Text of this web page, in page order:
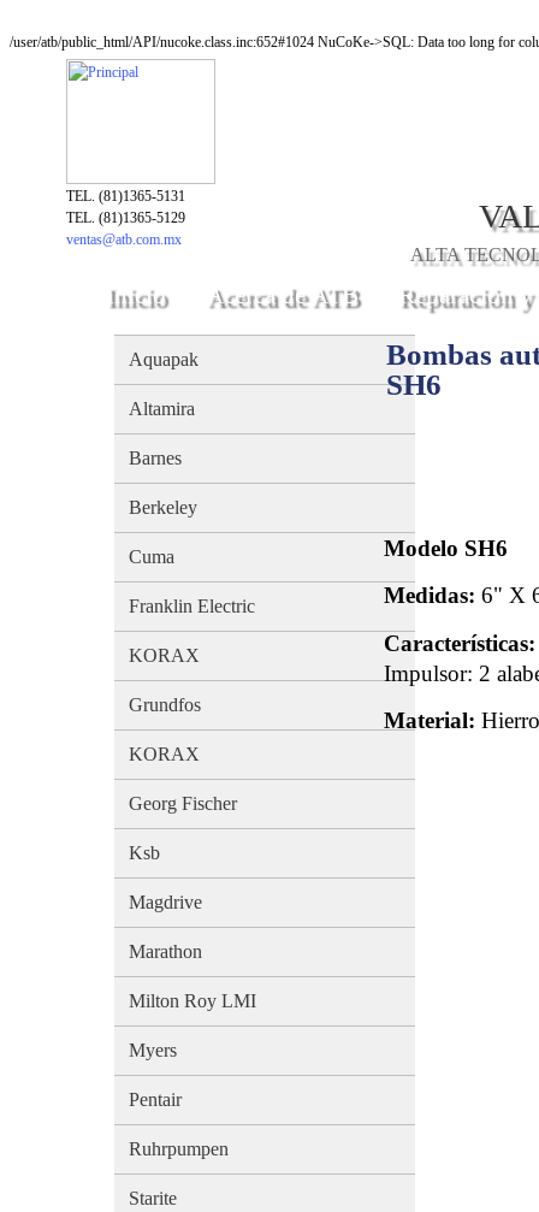
/user/atb/public_html/API/nucoke.class.inc:652#1024 NuCoKe->SQL: Data too long for
TEL. (81)1365-5131
TEL. (81)1365-5129
ventas@atb.com.mx
ALTA
Inicio Acerca de ATB Reparación
Aquapak
Altamira
Barnes
Berkeley
Cuma
Franklin Electric
KORAX
Grundfos
KORAX
Georg Fischer
Ksb
Magdrive
Marathon
Milton Roy LMI
Myers
Pentair
Ruhrpumpen
Starite
Bombas
SH6
Modelo SH6
Medidas: 6" X
Características:
Impulsor: 2
Material: